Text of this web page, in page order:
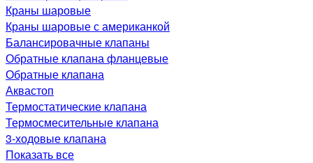
Краны шаровые
Краны шаровые с американкой
Балансировачные клапаны
Обратные клапана фланцевые
Обратные клапана
Аквастоп
Термостатические клапана
Термосмесительные клапана
3-ходовые клапана
Показать все